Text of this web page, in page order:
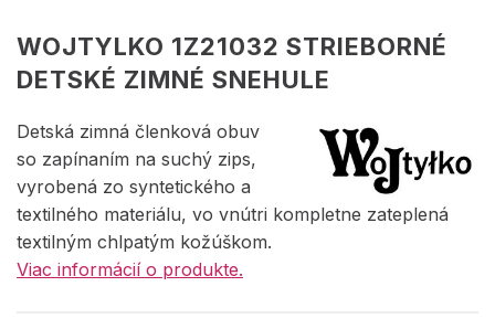
WOJTYLKO 1Z21032 STRIEBORNÉ
DETSKÉ ZIMNÉ SNEHULE
Detská zimná členková obuv
so zapínaním na suchý zips,
vyrobená zo syntetického a
textilného materiálu, vo vnútri kompletne zateplená
textilným chlpatým kožúškom.
Viac informácií o produkte.